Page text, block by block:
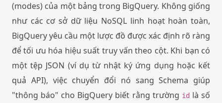
(modes) của một bảng trong BigQuery. Không giống
như các cơ sở dữ liệu NoSQL linh hoạt hoàn toàn,
BigQuery yêu cầu một lược đồ được xác định rõ ràng
để tối ưu hóa hiệu suất truy vấn theo cột. Khi bạn có
một tệp JSON (ví dụ từ nhật ký ứng dụng hoặc kết
quả API), việc chuyển đổi nó sang Schema giúp
"thông báo" cho BigQuery biết rằng trường idlà số